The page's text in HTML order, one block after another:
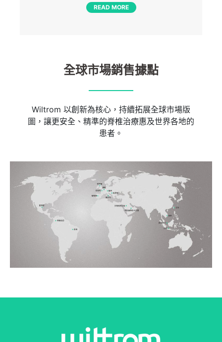
READ MORE
全球市場銷售據點
Wiltrom 以創新為核心，持續拓展全球市場版
圖，讓更安全、精準的脊椎治療惠及世界各地的
患者。